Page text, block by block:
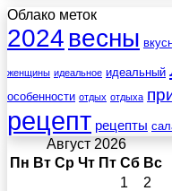
Облако меток
2024 весны
женщины идеальное идеальный
особенности отдых отдыха
рецепт рецепты
Август 2026
Пн Вт Ср Чт Пт Сб Вс
1
2